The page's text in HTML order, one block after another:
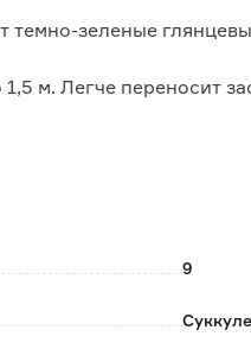
зеленые
м. Легче переносит
или черенками.
9